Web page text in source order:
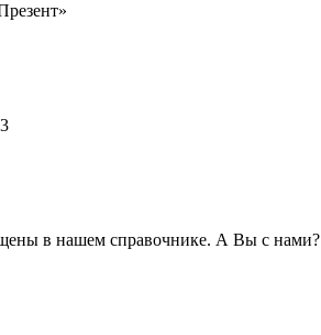
в нашем справочнике. А Вы с нами?